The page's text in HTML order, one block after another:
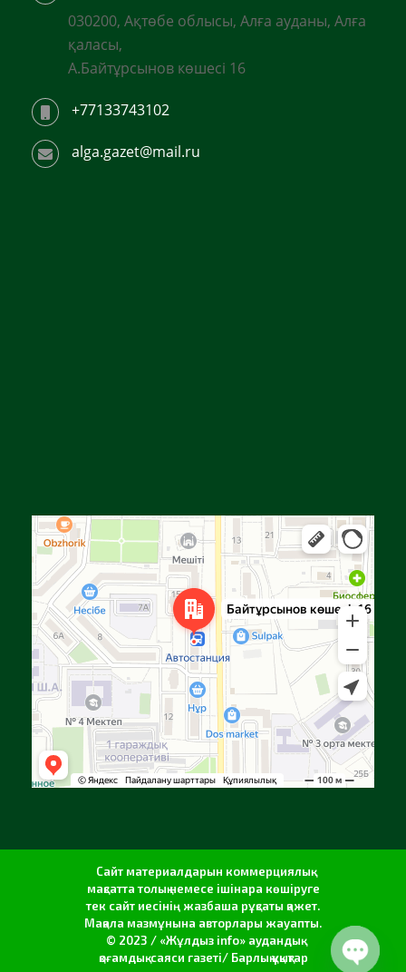
030200, Ақтөбе облысы, Алға ауданы, Алға
қаласы,
А.Байтұрсынов көшесі 16
+77133743102
alga.gazet@mail.ru
Яндекс Карталар — көлік, навигация, орындарды іздеу
Сайт материалдарын коммерциялық
мақсатта толық немесе ішінара көшіруге
тек сайт иесінің жазбаша рұқсаты қажет.
Мақала мазмұнына авторлары жауапты.
© 2023 / «Жұлдыз info» аудандық
қоғамдық-саяси газеті/ Барлық құқықтар